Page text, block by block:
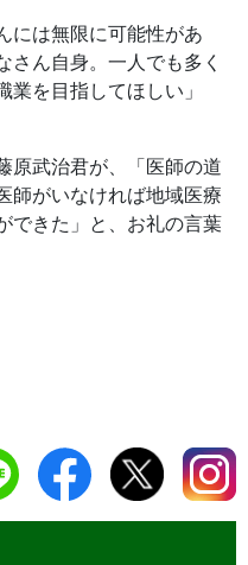
には無限に可能性があ
さん自身。一人でも多く
業を目指してほしい」
原武治君が、「医師の道
師がいなければ地域医療
できた」と、お礼の言葉